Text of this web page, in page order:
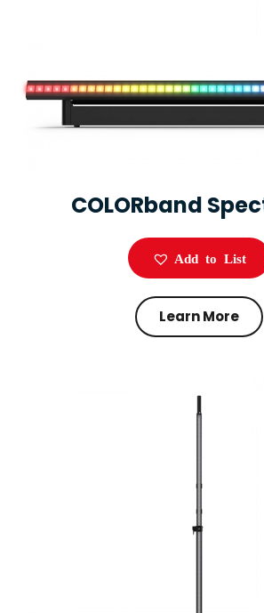
COLORband
Add to List
Learn More